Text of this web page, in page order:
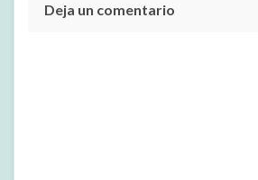
Deja un comentario